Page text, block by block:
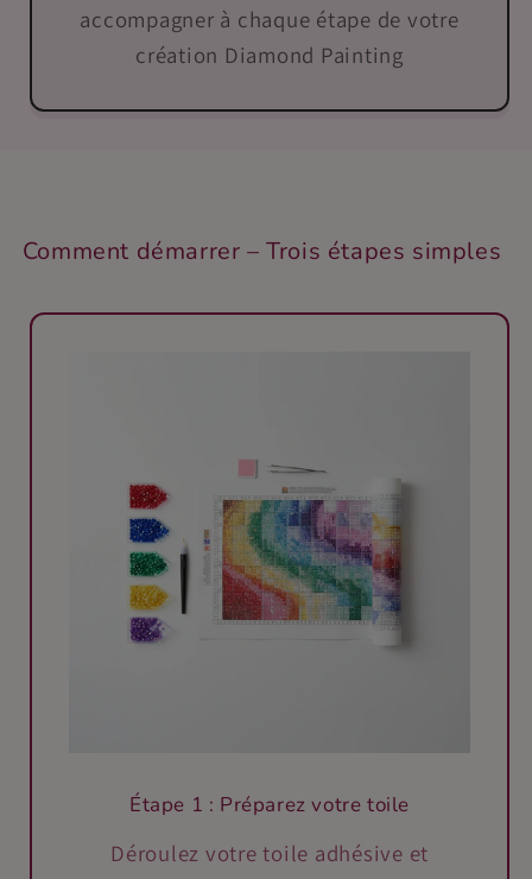
accompagner à chaque étape de votre
création Diamond Painting
Comment démarrer – Trois étapes simples
Étape 1 : Préparez votre toile
Déroulez votre toile adhésive et